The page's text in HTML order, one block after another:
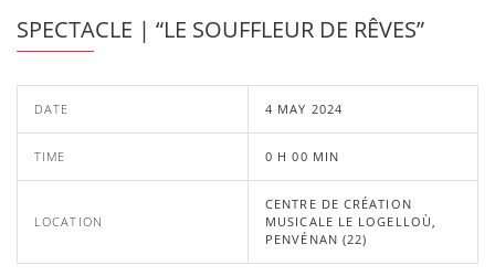
SPECTACLE | “LE SOUFFLEUR DE RÊVES”
DATE 4 MAY 2024
TIME 0 H 00 MIN
LOCATION
CENTRE DE CRÉATION
MUSICALE LE LOGELLOÙ,
PENVÉNAN (22)